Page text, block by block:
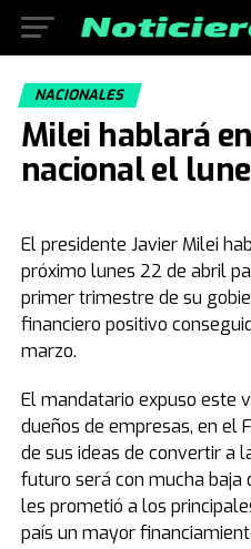
NACIONALES
Milei hablará
nacional el
El presidente Javier Milei
próximo lunes 22 de abril
primer trimestre de su
financiero positivo
marzo.
El mandatario expuso este
dueños de empresas, en el
de sus ideas de convertir a
futuro será con mucha baja
les prometió a los
país un mayor